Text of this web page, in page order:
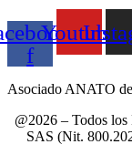
f
Youtube
Asociado ANATO
@2026 – Todos los
SAS (Nit.